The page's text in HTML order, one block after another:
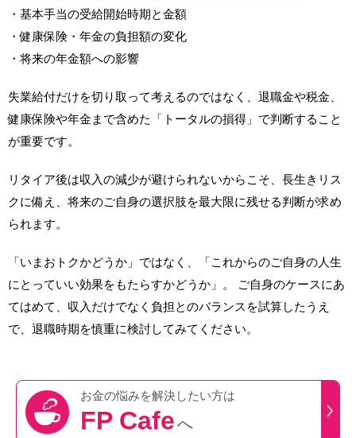
・基本手当の受給開始時期と金額
・健康保険・年金の負担額の変化
・将来の年金額への影響
失業給付だけを切り取って考えるのではなく、退職金や税金、
健康保険や年金まで含めた「トータルの損得」で判断すること
が重要です。
リタイア後は収入の減少が避けられないからこそ、長生きリス
クに備え、将来のご自身の選択肢を最大限に残せる判断が求め
られます。
「いまおトクかどうか」ではなく、「これからのご自身の人生
にとっていい効果をもたらすかどうか」。 ご自身のケースにあ
てはめて、収入だけでなく負担とのバランスを試算したうえ
で、退職時期を慎重に検討してみてください。
お金の悩みを解決したい方は
FP Cafeへ